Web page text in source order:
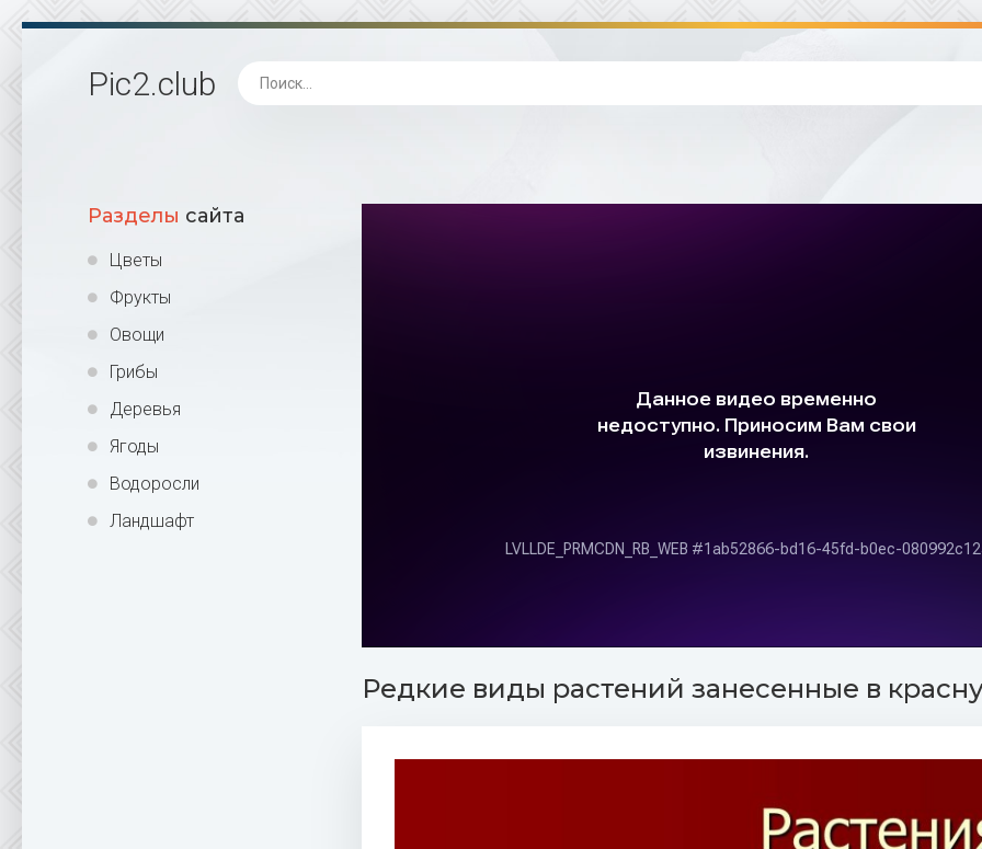
Pic2.club
Разделы сайта
Цветы
Фрукты
Овощи
Грибы
Деревья
Ягоды
Водоросли
Ландшафт
Редкие виды растений занесенные в